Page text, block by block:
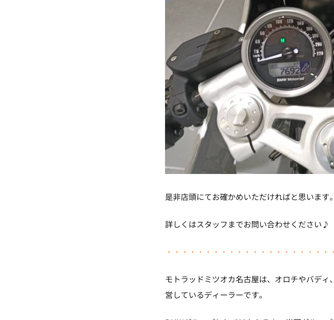
是非店頭にてお確かめいただければと思います。
詳しくはスタッフまでお問い合わせください♪
・・・・・・・・・・・・・・・・・・・・
モトラッドミツオカ名古屋は、オロチやバデ
営しているディーラーです。